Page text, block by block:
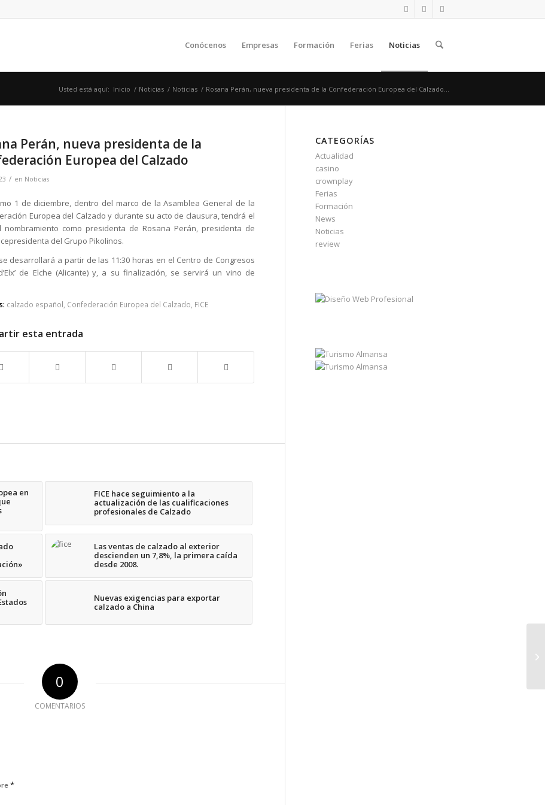
Conócenos Empresas Formación Ferias Noticias
Usted está aquí: Inicio / Noticias / Noticias / Rosana Perán, nueva presidenta de la Confederación Europea del Calzado...
Perán, nueva presidenta de la
Europea del Calzado
/ en Noticias
1 de diciembre, dentro del marco de la Asamblea General de la
Europea del Calzado y durante su acto de clausura, tendrá el
nombramiento como presidenta de Rosana Perán, presidenta de
del Grupo Pikolinos.
desarrollará a partir de las 11:30 horas en el Centro de Congresos
de Elche (Alicante) y, a su finalización, se servirá un vino de
calzado español Confederación Europea del Calzado FICE
esta entrada
en
FICE hace seguimiento a la
actualización de las cualificaciones
profesionales de Calzado
Las ventas de calzado al exterior
descienden un 7,8%, la primera caída
desde 2008.
Nuevas exigencias para exportar
calzado a China
0
COMENTARIOS
*
CATEGORÍAS
Actualidad
casino
crownplay
Ferias
Formación
News
Noticias
review